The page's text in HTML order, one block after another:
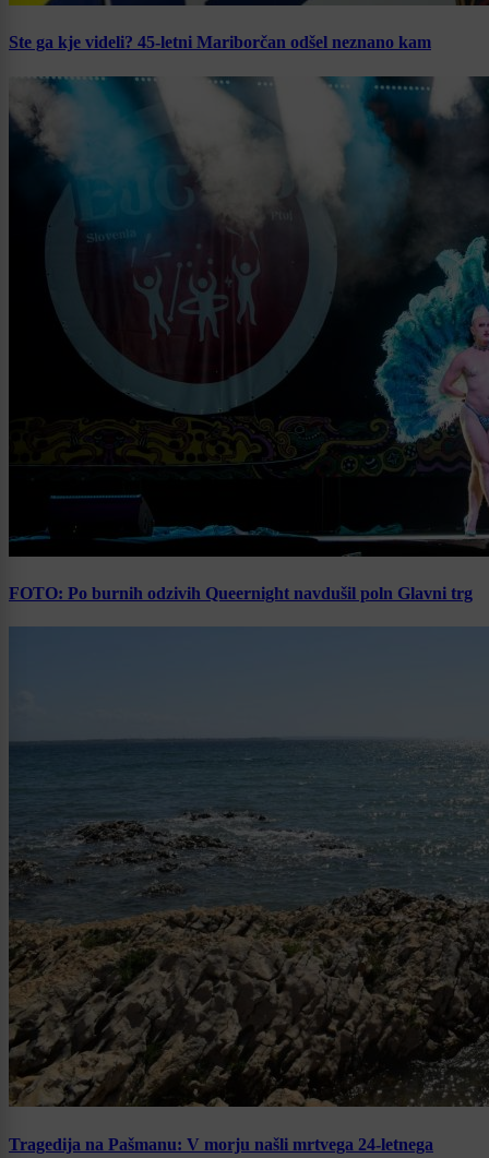
Ste ga kje videli? 45-letni Mariborčan odšel neznano kam
FOTO: Po burnih odzivih Queernight navdušil poln Glavni trg
Tragedija na Pašmanu: V morju našli mrtvega 24-letnega